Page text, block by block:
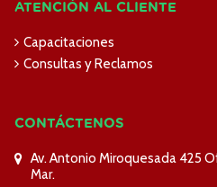
ATENCIÓN AL CLIENTE
Capacitaciones
Consultas y Reclamos
CONTÁCTENOS
Av. Antonio Miroquesada 425
Mar.